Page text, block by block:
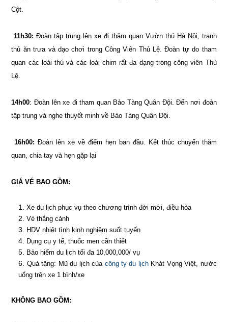
Cột.
11h30: Đoàn tập trung lên xe đi thăm quan Vườn thú Hà Nội, tranh
thủ ăn trưa và dạo chơi trong Công Viên Thủ Lệ. Đoàn tự do tham
quan các loài thú và các loài chim rất đa dạng trong công viên Thủ
Lệ.
14h00: Đoàn lên xe đi tham quan Bảo Tàng Quân Đội. Đến nơi đoàn
tập trung và nghe thuyết minh về Bảo Tàng Quân Đội.
16h00: Đoàn lên xe về điểm hẹn ban đầu. Kết thúc chuyến thăm
quan, chia tay và hẹn gặp lại
GIÁ VÉ BAO GỒM:
Xe du lịch phục vụ theo chương trình đời mới, điều hòa
Vé thắng cảnh
HDV nhiệt tình kinh nghiệm suốt tuyến
Dụng cụ y tế, thuốc men cần thiết
Bảo hiểm du lịch tối đa 10,000,000/ vụ
Quà tặng: Mũ du lịch của công ty du lịchKhát Vọng Việt, nước
uống trên xe 1 bình/xe
KHÔNG BAO GỒM: